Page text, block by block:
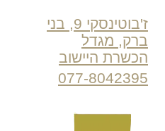
ז'בוטינסקי 9, בני
ברק, מגדל
הכשרת היישוב
077-8042395